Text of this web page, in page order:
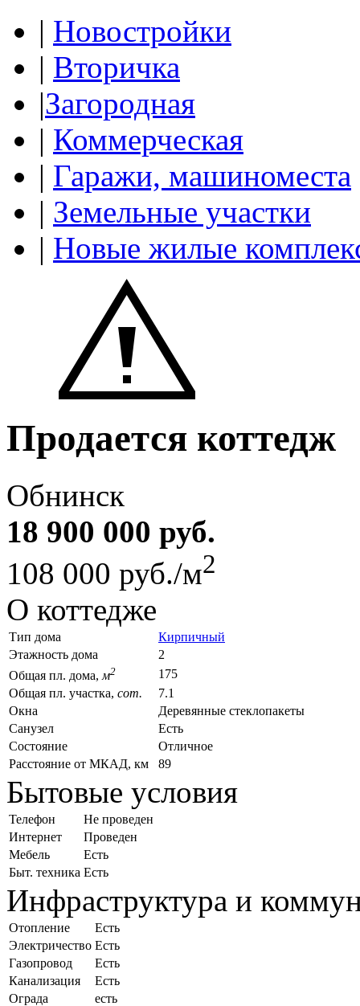
| Новостройки
| Вторичка
|Загородная
| Коммерческая
| Гаражи, машиноместа
| Земельные участки
| Новые жилые
Продается коттедж
Обнинск
18 900 000 руб.
108 000 руб./м2
О коттедже
Тип дома
Кирпичный
Этажность дома
2
Общая пл. дома, м2
175
Общая пл. участка, сот.
7.1
Окна
Деревянные стеклопакеты
Санузел
Есть
Состояние
Отличное
Расстояние от МКАД, км
89
Бытовые условия
Телефон
Не проведен
Интернет
Проведен
Мебель
Есть
Быт. техника Есть
Инфраструктура и
Отопление
Есть
Электричество Есть
Газопровод
Есть
Канализация
Есть
Ограда
есть